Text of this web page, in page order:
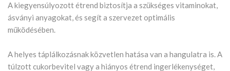
A kiegyensúlyozott étrend biztosítja a szükséges vitaminokat,
ásványi anyagokat, és segít a szervezet optimális
működésében.
A helyes táplálkozásnak közvetlen hatása van a hangulatra is. A
túlzott cukorbevitel vagy a hiányos étrend ingerlékenységet,